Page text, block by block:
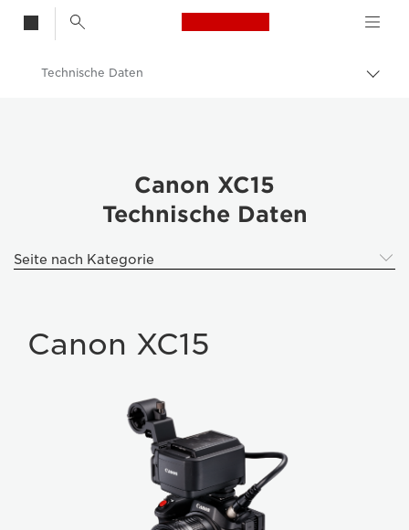
Canon Logo, back
Auf
Technische Daten
Canon XC15
Technische Daten
Seite nach Kategorie
Canon XC15